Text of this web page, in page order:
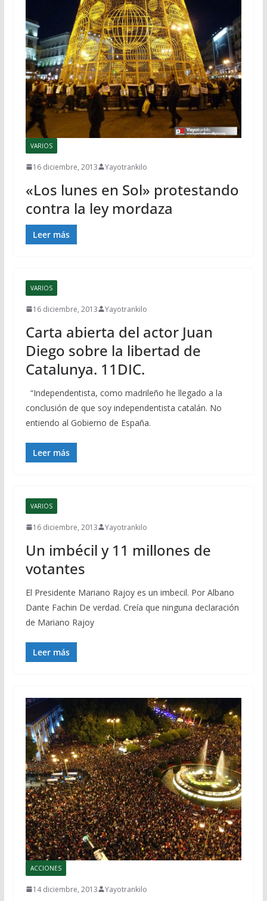
VARIOS
16 diciembre, 2013 Yayotrankilo
«Los lunes en Sol» protestando
contra la ley mordaza
Leer más
VARIOS
16 diciembre, 2013 Yayotrankilo
Carta abierta del actor Juan
Diego sobre la libertad de
Catalunya. 11DIC.
“Independentista, como madrileño he llegado a la
conclusión de que soy independentista catalán. No
entiendo al Gobierno de España.
Leer más
VARIOS
16 diciembre, 2013 Yayotrankilo
Un imbécil y 11 millones de
votantes
El Presidente Mariano Rajoy es un imbecil. Por Albano
Dante Fachin De verdad. Creía que ninguna declaración
de Mariano Rajoy
Leer más
ACCIONES
14 diciembre, 2013 Yayotrankilo